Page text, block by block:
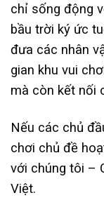
chỉ sống động
bầu trời ký ức
đưa các nhân
gian khu vui
mà còn kết nối
Nếu các chủ
chơi chủ đề
với chúng tôi –
Việt.